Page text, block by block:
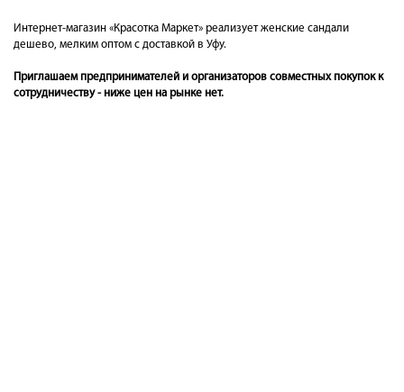
Интернет-магазин «Красотка Маркет» реализует женские сандали
дешево, мелким оптом с доставкой в Уфу.
Приглашаем предпринимателей и организаторов совместных покупок к
сотрудничеству - ниже цен на рынке нет.